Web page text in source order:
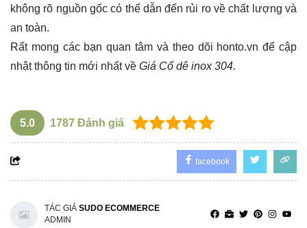
không rõ nguồn gốc có thể dẫn đến rủi ro về chất lượng và
an toàn.
Rất mong các bạn quan tâm và theo dõi honto.vn để cập
nhật thông tin mới nhất về Giá Cổ dê inox 304.
5.0 1787 Đánh giá
facebook
TÁC GIẢ SUDO ECOMMERCE
ADMIN